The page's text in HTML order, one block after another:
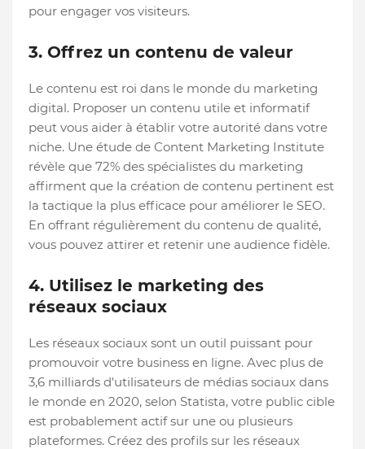
pour engager vos visiteurs.
3. Offrez un contenu de valeur
Le contenu est roi dans le monde du marketing
digital. Proposer un contenu utile et informatif
peut vous aider à établir votre autorité dans votre
niche. Une étude de Content Marketing Institute
révèle que 72% des spécialistes du marketing
affirment que la création de contenu pertinent est
la tactique la plus efficace pour améliorer le SEO.
En offrant régulièrement du contenu de qualité,
vous pouvez attirer et retenir une audience fidèle.
4. Utilisez le marketing des
réseaux sociaux
Les réseaux sociaux sont un outil puissant pour
promouvoir votre business en ligne. Avec plus de
3,6 milliards d'utilisateurs de médias sociaux dans
le monde en 2020, selon Statista, votre public cible
est probablement actif sur une ou plusieurs
plateformes. Créez des profils sur les réseaux